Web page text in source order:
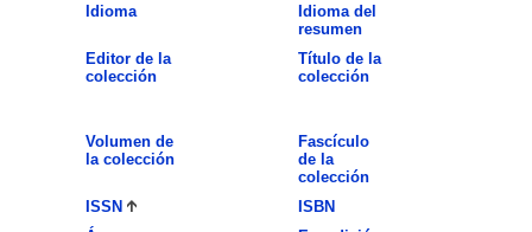
Idioma
Idioma del
resumen
Editor de la
colección
Título de la
colección
Volumen de
la colección
Fascículo
de la
colección
ISSN
ISBN